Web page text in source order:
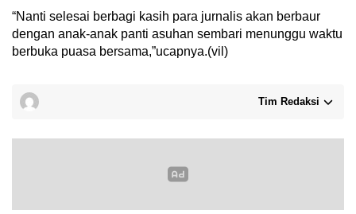
“Nanti selesai berbagi kasih para jurnalis akan berbaur
dengan anak-anak panti asuhan sembari menunggu waktu
berbuka puasa bersama,”ucapnya.(vil)
Tim Redaksi